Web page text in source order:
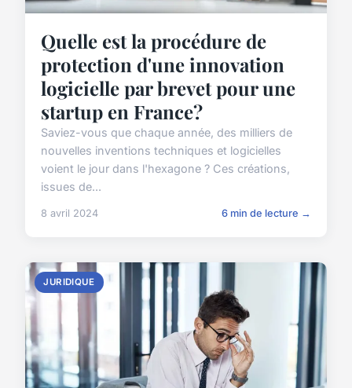
Quelle est la procédure de
protection d'une innovation
logicielle par brevet pour une
startup en France?
Saviez-vous que chaque année, des milliers de
nouvelles inventions techniques et logicielles
voient le jour dans l'hexagone ? Ces créations,
issues de...
8 avril 2024 6 min de lecture →
JURIDIQUE